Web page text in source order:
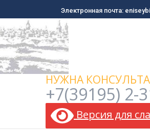
Электронная почта:
НУЖНА
+7(39195) 2-
Версия для
Электронная почта:
карта Электронный каталог